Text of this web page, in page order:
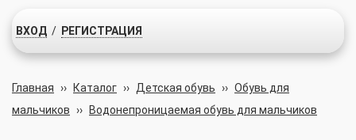
ВХОД / РЕГИСТРАЦИЯ
Главная ›› Каталог ›› Детская обувь ›› Обувь для
мальчиков ›› Водонепроницаемая обувь для мальчиков